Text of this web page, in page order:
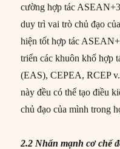
cường hợp tác
duy trì vai trò chủ đạo
hiện tốt hợp tác
triển các khuôn khổ
(EAS), CEPEA, RCEP
này đều có thể tạo điều
chủ đạo của mình trong
2.2 Nhấn mạnh cơ chế